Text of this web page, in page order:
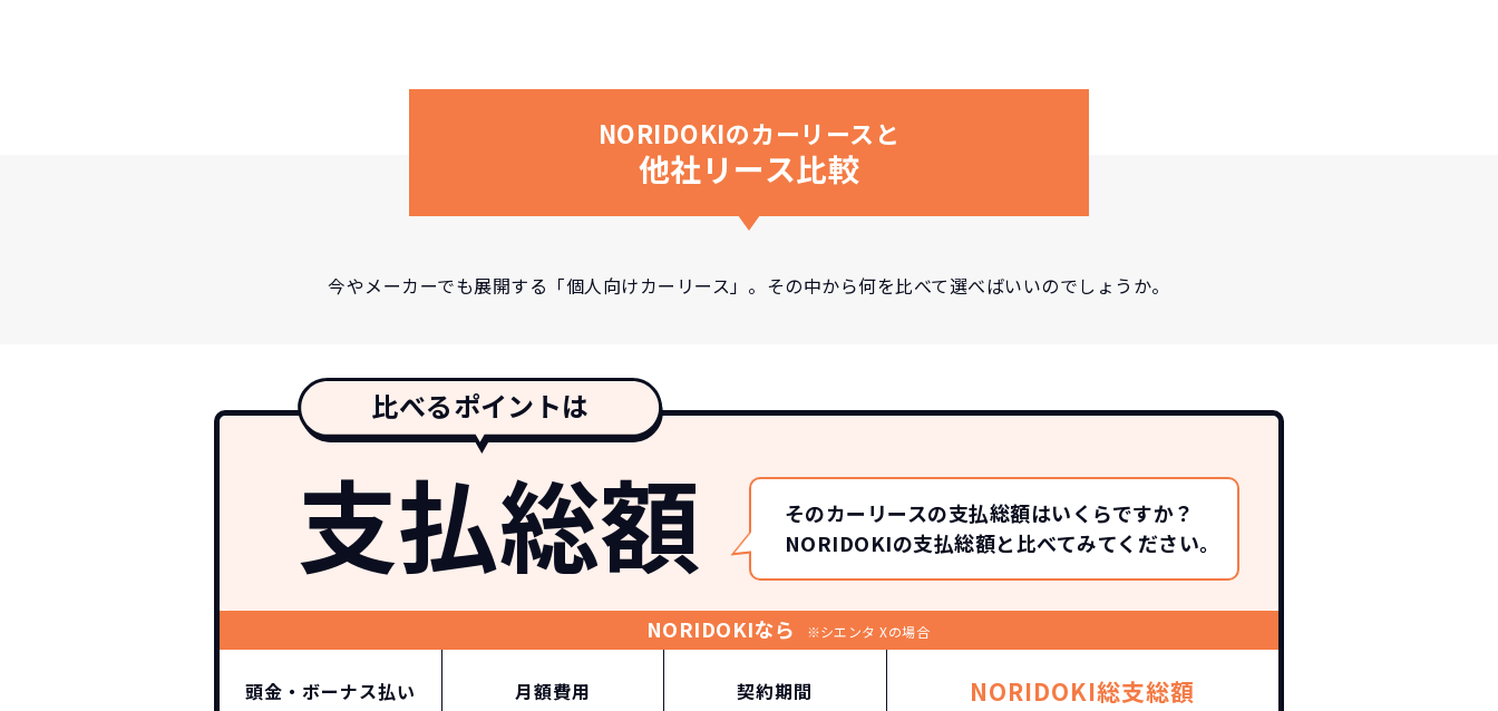
NORIDOKIのカーリースと
他社リース比較
今やメーカーでも展開する「個人向けカーリース」。その中から何を比べて選べばいいのでしょうか。
比べるポイントは
支払総額
そのカーリースの支払総額はいくらですか？
NORIDOKIの支払総額と比べてみてください。
NORIDOKIなら ※シエンタ Xの場合
頭金・ボーナス払い 月額費用 契約期間 NORIDOKI総支総額